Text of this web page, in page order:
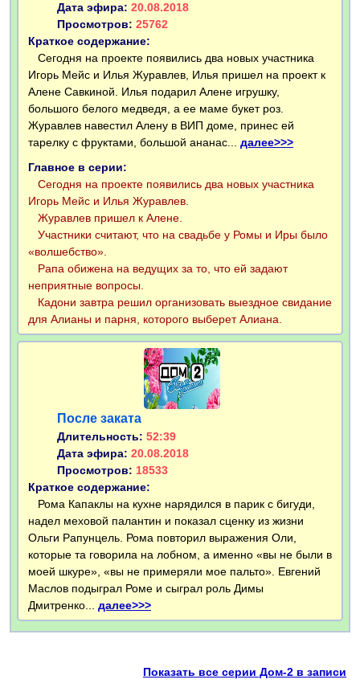
Дата эфира: 20.08.2018
Просмотров: 25762
Краткое содержание:
Сегодня на проекте появились два новых участника
Игорь Мейс и Илья Журавлев, Илья пришел на проект к
Алене Савкиной. Илья подарил Алене игрушку,
большого белого медведя, а ее маме букет роз.
Журавлев навестил Алену в ВИП доме, принес ей
тарелку с фруктами, большой ананас... далее>>>
Главное в серии:
Сегодня на проекте появились два новых участника
Игорь Мейс и Илья Журавлев.
Журавлев пришел к Алене.
Участники считают, что на свадьбе у Ромы и Иры было
«волшебство».
Рапа обижена на ведущих за то, что ей задают
неприятные вопросы.
Кадони завтра решил организовать выездное свидание
для Алианы и парня, которого выберет Алиана.
После заката
Длительность: 52:39
Дата эфира: 20.08.2018
Просмотров: 18533
Краткое содержание:
Рома Капаклы на кухне нарядился в парик с бигуди,
надел меховой палантин и показал сценку из жизни
Ольги Рапунцель. Рома повторил выражения Оли,
которые та говорила на лобном, а именно «вы не были в
моей шкуре», «вы не примеряли мое пальто». Евгений
Маслов подыграл Роме и сыграл роль Димы
Дмитренко... далее>>>
Показать все серии Дом-2 в записи